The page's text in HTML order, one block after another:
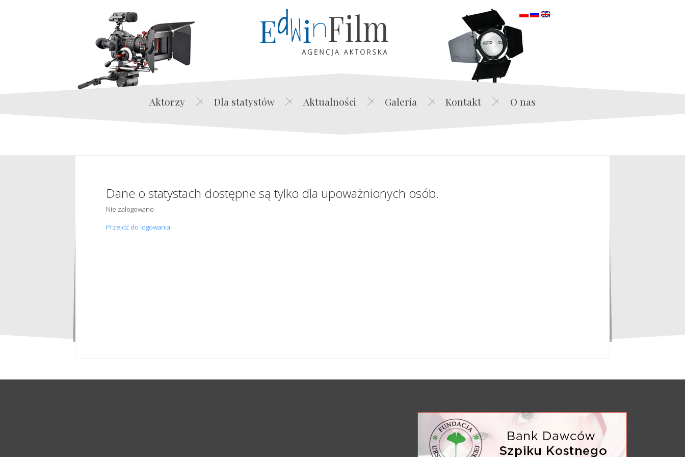
Edwin Film Agencja Aktorska
Aktorzy Dla statystów Aktualności Galeria Kontakt O nas
Dane o statystach dostępne są tylko dla upoważnionych osób.
Nie zalogowano
Przejdź do logowania